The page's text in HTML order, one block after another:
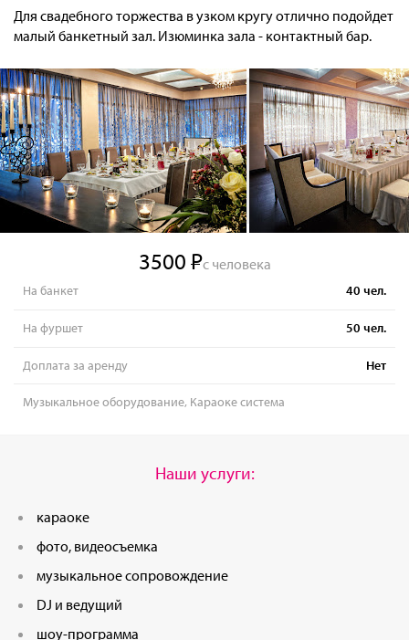
Для свадебного торжества в узком кругу отлично подойдет
малый банкетный зал. Изюминка зала - контактный бар.
3500 с человека
На банкет 40 чел.
На фуршет 50 чел.
Доплата за аренду Нет
Музыкальное оборудование, Караоке система
Наши услуги:
караоке
фото, видеосъемка
музыкальное сопровождение
DJ и ведущий
шоу-программа